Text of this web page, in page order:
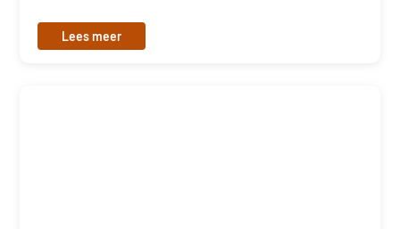
Lees meer